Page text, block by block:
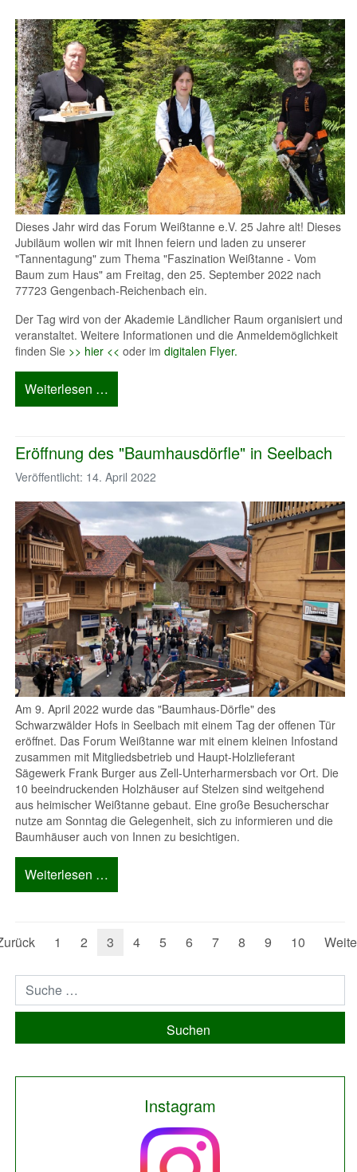
Dieses Jahr wird das Forum Weißtanne e.V. 25 Jahre alt! Dieses
Jubiläum wollen wir mit Ihnen feiern und laden zu unserer
"Tannentagung" zum Thema "Faszination Weißtanne - Vom
Baum zum Haus" am Freitag, den 25. September 2022 nach
77723 Gengenbach-Reichenbach ein.
Der Tag wird von der Akademie Ländlicher Raum organisiert und
veranstaltet. Weitere Informationen und die Anmeldemöglichkeit
finden Sie >> hier << oder imdigitalen Flyer.
Weiterlesen …
Eröffnung des "Baumhausdörfle" in Seelbach
Veröffentlicht: 14. April 2022
Am 9. April 2022 wurde das "Baumhaus-Dörfle" des
Schwarzwälder Hofs in Seelbach mit einem Tag der offenen Tür
eröffnet. Das Forum Weißtanne war mit einem kleinen Infostand
zusammen mit Mitgliedsbetrieb und Haupt-Holzlieferant
Sägewerk Frank Burger aus Zell-Unterharmersbach vor Ort. Die
10 beeindruckenden Holzhäuser auf Stelzen sind weitgehend
aus heimischer Weißtanne gebaut. Eine große Besucherschar
nutze am Sonntag die Gelegenheit, sich zu informieren und die
Baumhäuser auch von Innen zu besichtigen.
Weiterlesen …
1 2 3 4 5 6 7 8 9 10
Suchen
Instagram